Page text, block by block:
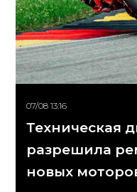
07/08 13:16
Техническая
разрешила
новых